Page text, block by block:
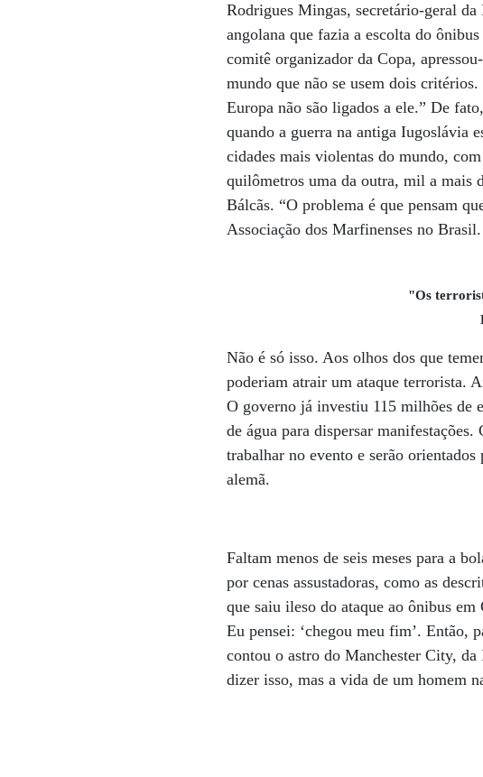
Rodrigues Mingas, secretário-geral
angolana que fazia a escolta do
comitê organizador da Copa,
mundo que não se usem dois
Europa não são ligados a ele.” De
quando a guerra na antiga Iugoslávia
cidades mais violentas do mundo,
quilômetros uma da outra, mil a mais
Bálcãs. “O problema é que pensam
Associação dos Marfinenses no Brasil.
"Os
Não é só isso. Aos olhos dos que
poderiam atrair um ataque terrorista.
O governo já investiu 115 milhões de
de água para dispersar
trabalhar no evento e serão
alemã.
Faltam menos de seis meses para a
por cenas assustadoras, como as
que saiu ileso do ataque ao ônibus
Eu pensei: ‘chegou meu fim’. Então,
contou o astro do Manchester City,
dizer isso, mas a vida de um homem